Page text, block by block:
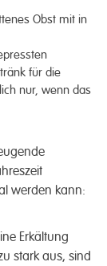
Obst mit in
für die
nur, wenn das
werden kann:
Erkältung
stark aus, sind